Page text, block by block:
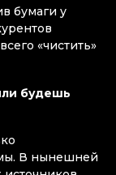
бумаги у
«чистить»
будешь
В нынешней